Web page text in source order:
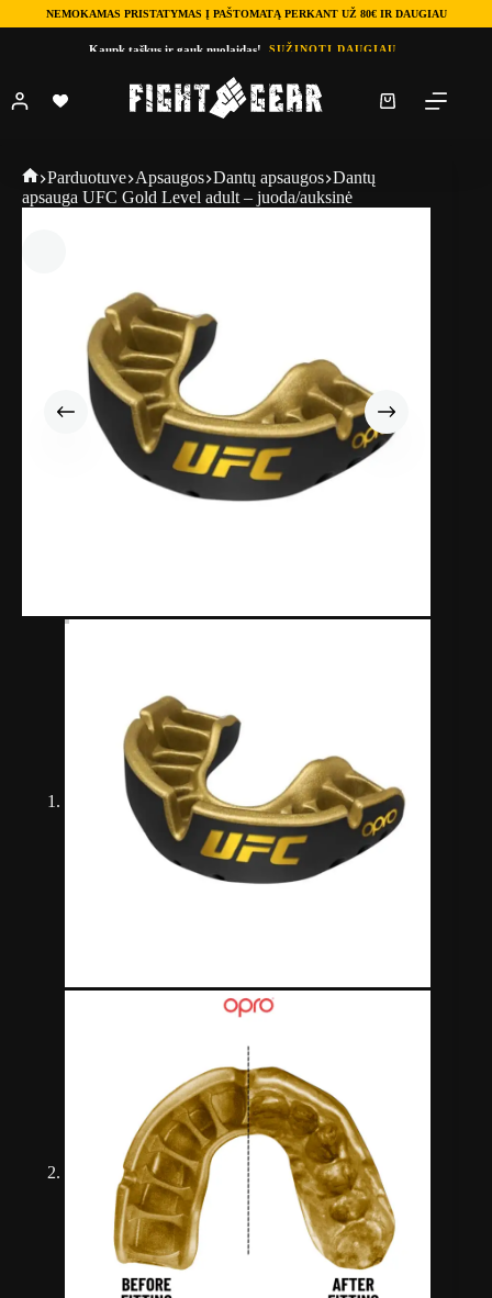
NEMOKAMAS PRISTATYMAS Į PAŠTOMATĄ PERKANT UŽ 80€ IR DAUGIAU
Kaupk taškus ir gauk nuolaidas! SUŽINOTI DAUGIAU
Shopping
cart
Fightgear
Parduotuve Apsaugos Dantų apsaugos Dantų
apsauga UFC Gold Level adult – juoda/auksinė